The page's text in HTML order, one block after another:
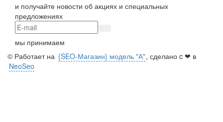
и получайте новости об акциях и специальных
предложениях
мы принимаем
© Работает на {SEO-Магазин} модель "А", сделано c ❤ в
NeoSeo